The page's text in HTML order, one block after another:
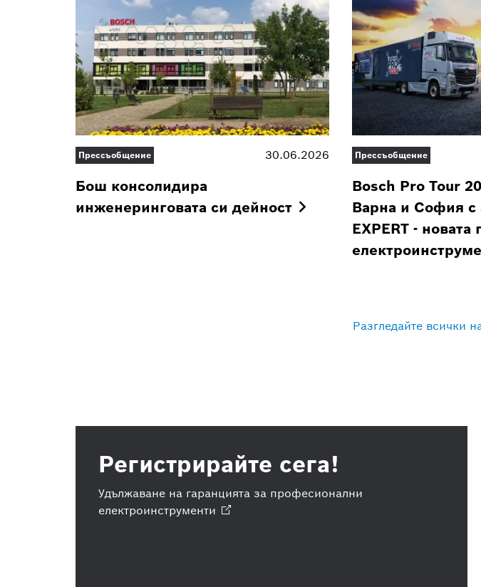
Прессъобщение 30.06.2026
Бош консолидира
инженеринговата си дейност
Прессъобщение
Bosch Pro Tour
Варна и София с
EXPERT - новата
Разгледайте всички
Регистрирайте сега!
Удължаване на гаранцията за професионални
електроинструменти